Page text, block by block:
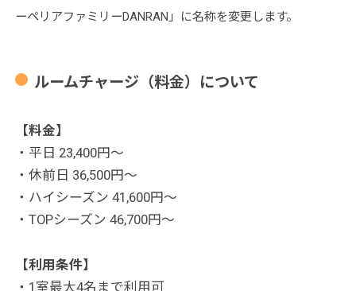
ーペリアファミリーDANRAN」に名称を変更します。
ルームチャージ（料金）について
【料金】
・平日 23,400円〜
・休前日 36,500円〜
・ハイシーズン 41,600円〜
・TOPシーズン 46,700円〜
【利用条件】
・1室最大4名まで利用可